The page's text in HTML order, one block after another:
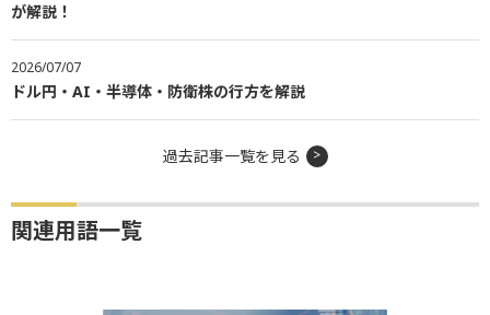
が解説！
2026/07/07
ドル円・AI・半導体・防衛株の行方を解説
過去記事一覧を見る
関連用語一覧